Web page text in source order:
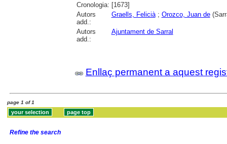
Cronologia: [1673]
Autors
add.:
Graells, Felicià; Orozco, Juan de
Autors
add.:
Ajuntament de Sarral
Enllaç permanent a aquest
page 1 of 1
Refine the search